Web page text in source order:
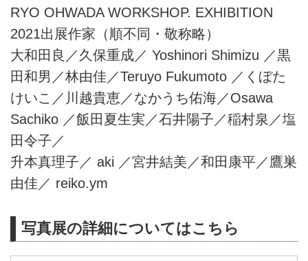
RYO OHWADA WORKSHOP. EXHIBITION
2021出展作家（順不同・敬称略）
大和田良／久保重成／ Yoshinori Shimizu ／黒
田和男／林由佳／Teruyo Fukumoto ／くぼた
けいこ／川越貴恵／なかうち佑海／Osawa
Sachiko ／飯田夏生実／石井陽子／稲村泉／塩
田令子／
升本真理子／ aki ／宮井結美／和田康平／鷹巣
由佳／ reiko.ym
写真展の詳細についてはこちら